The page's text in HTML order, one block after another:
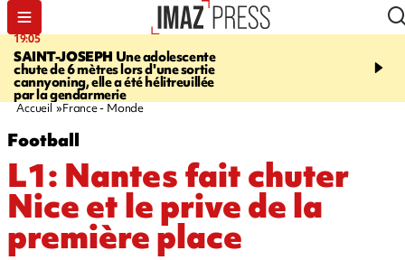
19:05
SAINT-JOSEPH Une adolescente
chute de 6 mètres lors d'une sortie
cannyoning, elle a été hélitreuillée
par la gendarmerie
20:44
rouée de coups,
Accueil France - Monde
Football
L1: Nantes fait chuter
Nice et le prive de la
première place